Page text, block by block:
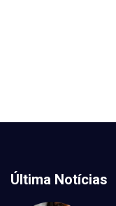
Última Notícias